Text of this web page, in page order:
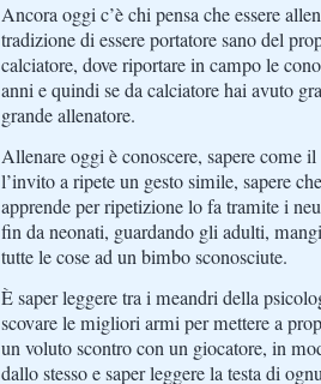
Ancora oggi c’è chi pensa che essere
tradizione di essere portatore sano del
calciatore, dove riportare in campo le
anni e quindi se da calciatore hai avuto
grande allenatore.
Allenare oggi è conoscere, sapere come
l’invito a ripete un gesto simile, sapere
apprende per ripetizione lo fa tramite i
fin da neonati, guardando gli adulti,
tutte le cose ad un bimbo sconosciute.
È saper leggere tra i meandri della
scovare le migliori armi per mettere a
un voluto scontro con un giocatore, in
dallo stesso e saper leggere la testa di